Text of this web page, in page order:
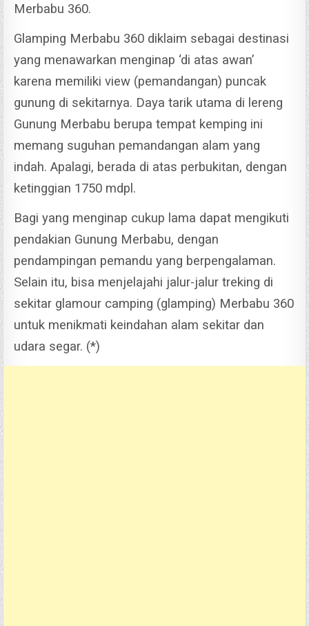
Merbabu 360.
Glamping Merbabu 360 diklaim sebagai destinasi
yang menawarkan menginap ‘di atas awan’
karena memiliki view (pemandangan) puncak
gunung di sekitarnya. Daya tarik utama di lereng
Gunung Merbabu berupa tempat kemping ini
memang suguhan pemandangan alam yang
indah. Apalagi, berada di atas perbukitan, dengan
ketinggian 1750 mdpl.
Bagi yang menginap cukup lama dapat mengikuti
pendakian Gunung Merbabu, dengan
pendampingan pemandu yang berpengalaman.
Selain itu, bisa menjelajahi jalur-jalur treking di
sekitar glamour camping (glamping) Merbabu 360
untuk menikmati keindahan alam sekitar dan
udara segar. (*)